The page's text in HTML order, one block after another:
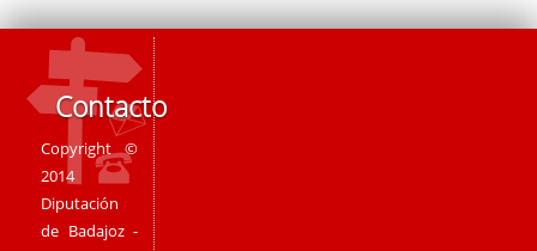
Contacto
Copyright ©
2014
Diputación
de Badajoz -